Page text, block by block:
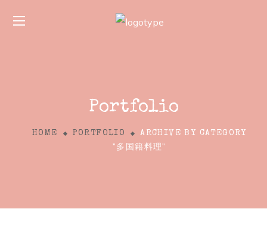
Portfolio
HOME PORTFOLIO
ARCHIVE BY CATEGORY
"多国籍料理"